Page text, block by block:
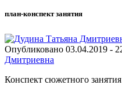
план-конспект занятия
Опубликовано 03.04.2019 -
Дмитриевна
Конспект сюжетного